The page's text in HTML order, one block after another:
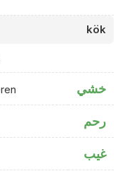
kök
خشي
رحم
غيب